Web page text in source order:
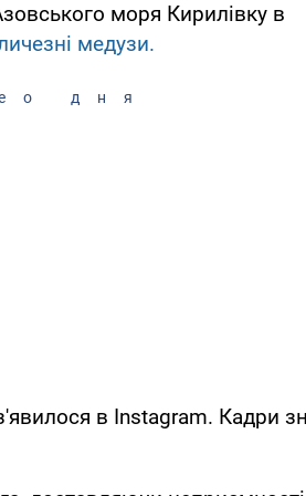
моря Кирилівку в
медузи.
дня
в Instagram. Кадри